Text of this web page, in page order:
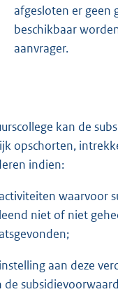
afgesloten er geen
beschikbaar
aanvrager.
kan de
opschorten,
indien:
waarvoor
niet of niet
aan deze
de